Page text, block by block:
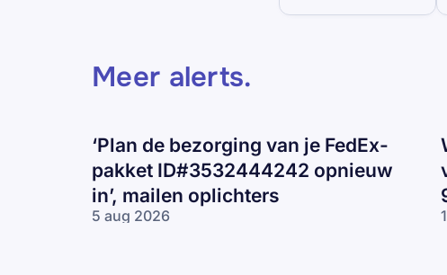
Meer alerts.
‘Plan de bezorging van je FedEx-
pakket ID#3532444242 opnieuw
in’, mailen oplichters
5 aug 2026